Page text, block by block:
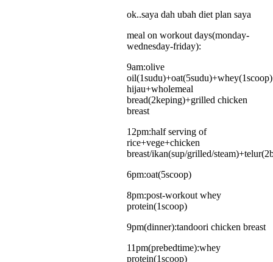
ok..saya dah ubah diet plan saya
meal on workout days(monday-
wednesday-friday):
9am:olive
hijau+wholemeal
bread(2keping)+grilled chicken
breast
12pm:half serving of
rice+vege+chicken
breast/ikan(sup/grilled/
6pm:oat(5scoop)
8pm:post-workout whey
protein(1scoop)
9pm(dinner):tandoori chicken breast
11pm(prebedtime):whey
protein(1scoop)